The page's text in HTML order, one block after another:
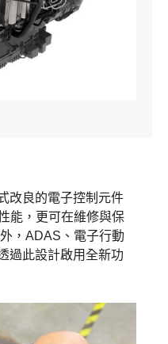
改良的電子控制元件
能，更可在維修與保
，ADAS、電子行動
過此設計啟用全新功